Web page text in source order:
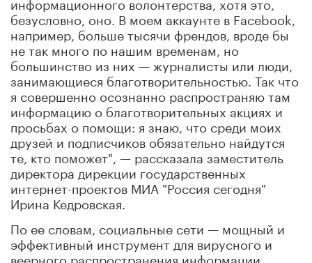
безусловно, оно. В моем аккаунте в Facebook,
например, больше тысячи френдов, вроде бы
не так много по нашим временам, но
большинство из них — журналисты или люди,
занимающиеся благотворительностью. Так что
я совершенно осознанно распространяю там
информацию о благотворительных акциях и
просьбах о помощи: я знаю, что среди моих
друзей и подписчиков обязательно найдутся
те, кто поможет", — рассказала заместитель
директора дирекции государственных
интернет-проектов МИА "Россия сегодня"
Ирина Кедровская.
По ее словам, социальные сети — мощный и
эффективный инструмент для вирусного и
веерного распространения информации.